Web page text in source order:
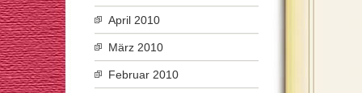
April 2010
März 2010
Februar 2010